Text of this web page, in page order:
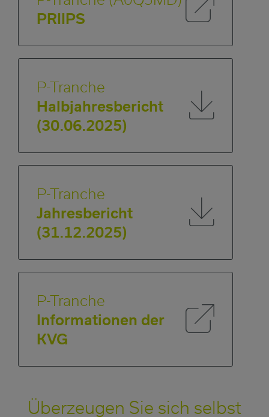
PRIIPS
P-Tranche
Halbjahresbericht
(30.06.2025)
P-Tranche
Jahresbericht
(31.12.2025)
P-Tranche
Informationen der
KVG
Überzeugen Sie sich selbst